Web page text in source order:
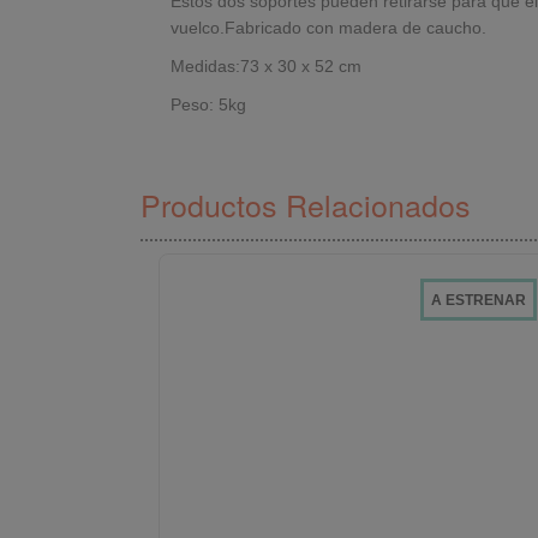
vuelco.Fabricado con madera de caucho.
Medidas:73 x 30 x 52 cm
Peso: 5kg
Productos Relacionados
A ESTRENAR